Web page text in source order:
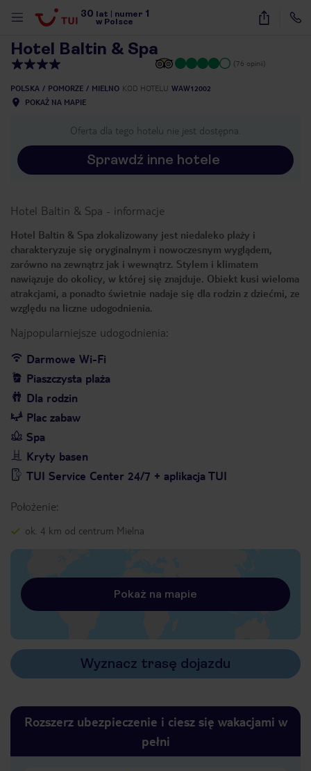
30 lat numer 1
w Polsce
26
Hotel Baltin & Spa
(76 opinii)
POLSKA POMORZE MIELNO KOD HOTELU WAW12002
POKAŻ NA MAPIE
Oferta dla tego hotelu nie jest dostępna.
Sprawdź inne hotele
Hotel Baltin & Spa - informacje
Hotel Baltin & Spa zlokalizowany jest niedaleko plaży i
charakteryzuje się oryginalnym i nowoczesnym wyglądem,
zarówno na zewnątrz jak i wewnątrz. Stylem i klimatem
nawiązuje do okolicy, w której się znajduje. Obiekt kusi wieloma
atrakcjami, a ponadto świetnie nadaje się dla rodzin z dziećmi, ze
względu na liczne udogodnienia.
Najpopularniejsze udogodnienia:
Darmowe Wi-Fi
Piaszczysta plaża
Dla rodzin
Plac zabaw
Spa
Kryty basen
TUI Service Center 24/7 + aplikacja TUI
Położenie:
ok. 4 km od centrum Mielna
Pokaż na mapie
Wyznacz trasę dojazdu
Rozszerz ubezpieczenie i ciesz się wakacjami w
pełni